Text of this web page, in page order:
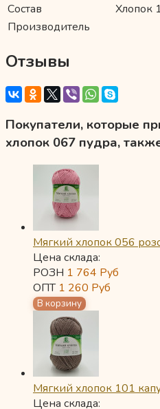
Состав
Хлопок
Производитель
Отзывы
Покупатели, которые
хлопок 067 пудра,
Мягкий хлопок 056
Цена склада:
РОЗН 1 764 Руб
ОПТ 1 260 Руб
Мягкий хлопок 101
Цена склада: